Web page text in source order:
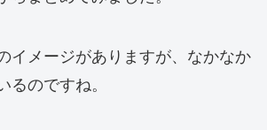
イメージがありますが、なかなか
のですね。